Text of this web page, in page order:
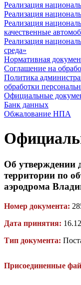
Реализация
Реализация
Реализация
качественные
Реализация
среда»
Нормативная
Соглашение на
Политика
обработки
Официальные
Банк данных
Обжалование НПА
Об утверждении
территории по
аэродрома
Номер документа:
Дата принятия:
Тип документа:
Присоединенные